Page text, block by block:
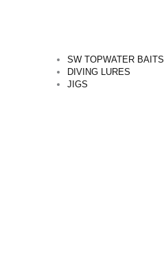
SW TOPWATER BAITS
DIVING LURES
JIGS